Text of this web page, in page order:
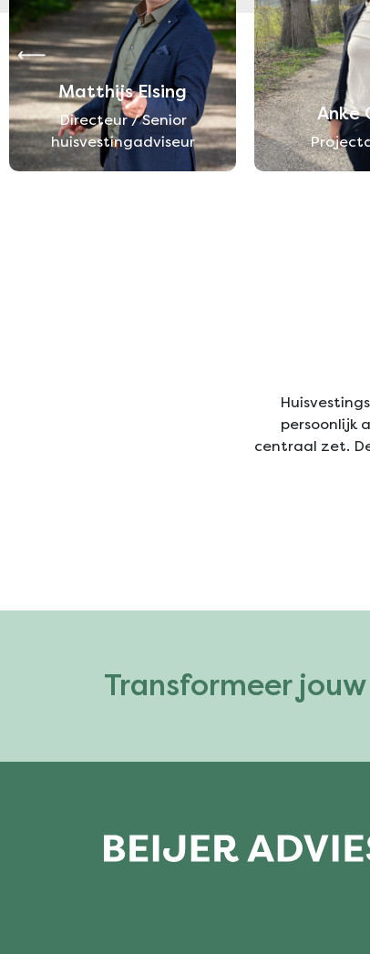
Matthijs Elsing
Directeur / Senior
huisvestingadviseur
Anke
persoonlijk
centraal zet.
Transformeer